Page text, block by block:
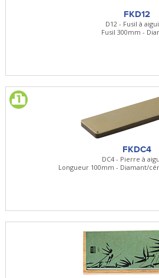
FKD12
D12 - Fusil à
Fusil 300mm -
FKDC4
DC4 - Pierre à
Longueur 100mm - Diamant/